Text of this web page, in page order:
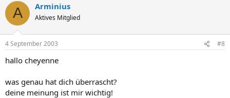
A Arminius
Aktives Mitglied
4 September 2003 #8
hallo cheyenne
was genau hat dich überrascht?
deine meinung ist mir wichtig!